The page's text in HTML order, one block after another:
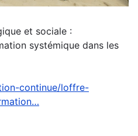
et sociale :
systémique dans les
continue/loffre-